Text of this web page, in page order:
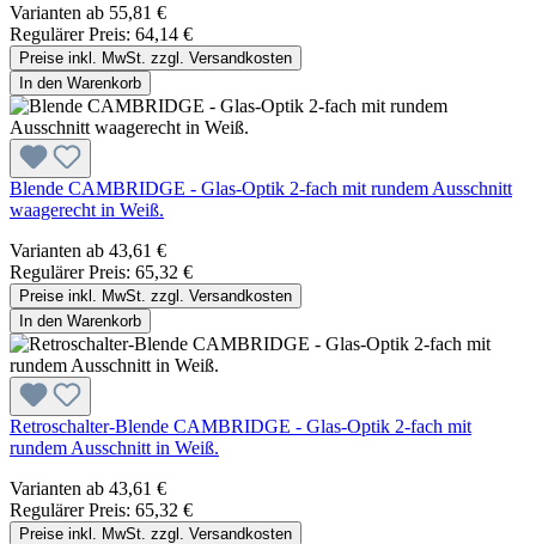
Varianten ab 55,81 €
Regulärer Preis: 64,14 €
Preise inkl. MwSt. zzgl. Versandkosten
In den Warenkorb
Blende CAMBRIDGE - Glas-Optik 2-fach mit rundem Ausschnitt
waagerecht in Weiß.
Varianten ab 43,61 €
Regulärer Preis: 65,32 €
Preise inkl. MwSt. zzgl. Versandkosten
In den Warenkorb
Retroschalter-Blende CAMBRIDGE - Glas-Optik 2-fach mit
rundem Ausschnitt in Weiß.
Varianten ab 43,61 €
Regulärer Preis: 65,32 €
Preise inkl. MwSt. zzgl. Versandkosten